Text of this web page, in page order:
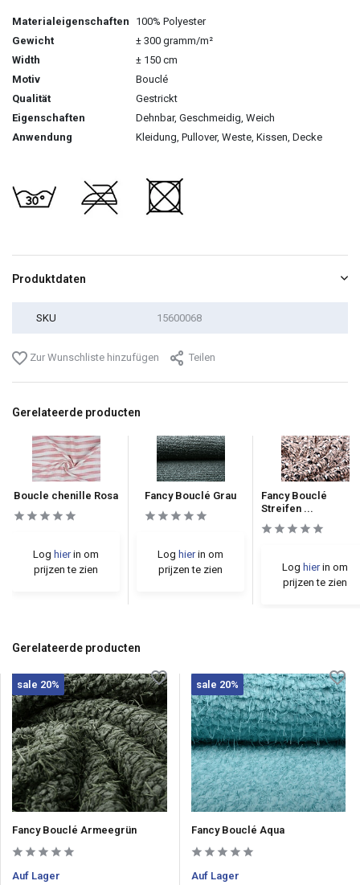
Materialeigenschaften
100% Polyester
Gewicht
± 300 gramm/m²
Width
± 150 cm
Motiv
Bouclé
Qualität
Gestrickt
Eigenschaften
Dehnbar, Geschmeidig, Weich
Anwendung
Kleidung, Pullover, Weste, Kissen, Decke
Produktdaten
SKU 15600068
Zur Wunschliste hinzufügen Teilen
Gerelateerde producten
Boucle chenille Rosa
Log hierin om
prijzen te zien
Fancy Bouclé Grau
Log hierin om
prijzen te zien
Fancy Bouclé
Streifen ...
Log hierin om
prijzen te zien
Gerelateerde producten
sale 20%
Fancy Bouclé Armeegrün
Auf Lager
sale 20%
Fancy Bouclé Aqua
Auf Lager